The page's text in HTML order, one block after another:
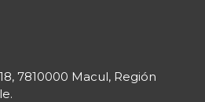
7810000 Macul, Región